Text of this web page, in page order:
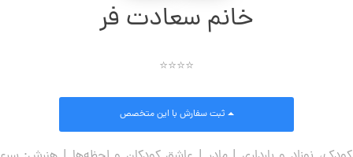
خانم سعادت فر
⭐⭐⭐⭐
با این متخصص